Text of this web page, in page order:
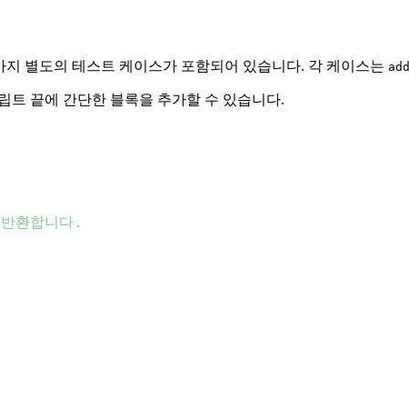
지 별도의 테스트 케이스가 포함되어 있습니다. 각 케이스는 add
트 끝에 간단한 블록을 추가할 수 있습니다.